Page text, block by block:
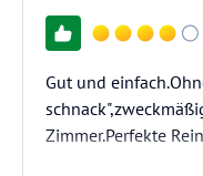
Gut und
Zimmer.Perfekte